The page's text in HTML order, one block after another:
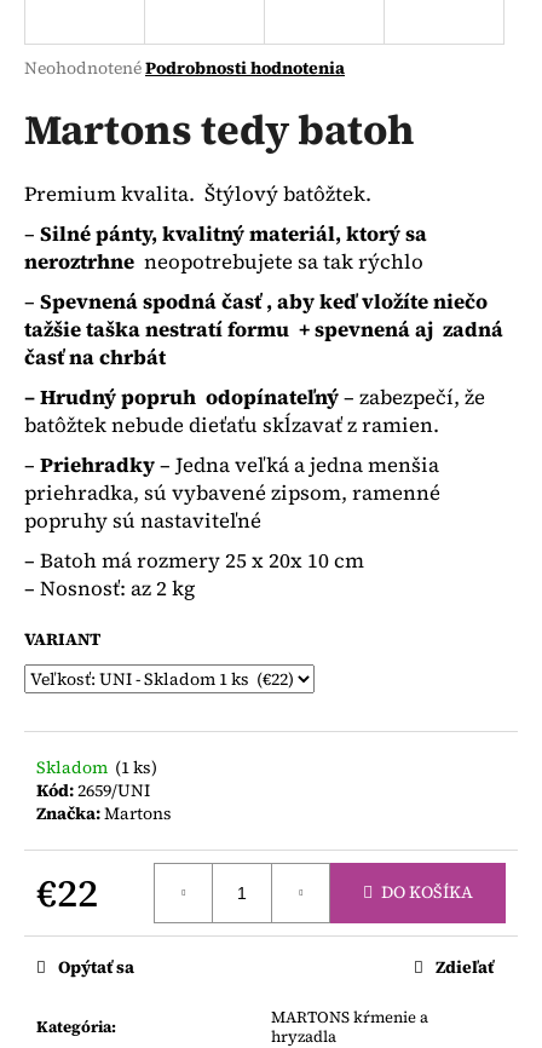
Priemerné
produktu
je
z
5
hviezdičiek.
NeohodnotenéPodrobnosti hodnotenia
Martons tedy batoh
Premium kvalita. Štýlový batôžtek.
– Silné pánty, kvalitný materiál, ktorý sa
neroztrhne neopotrebujete sa tak rýchlo
– Spevnená spodná časť , aby keď vložíte niečo
tažšie taška nestratí formu + spevnená aj zadná
časť na chrbát
– Hrudný popruh odopínateľný– zabezpečí, že
batôžtek nebude dieťaťu skĺzavať z ramien.
– Priehradky– Jedna veľká a jedna menšia
priehradka, sú vybavené zipsom, ramenné
popruhy sú nastaviteľné
– Batoh má rozmery 25 x 20x 10 cm
– Nosnosť: az 2 kg
VARIANT
Skladom (1 ks)
Kód:2659/UNI
Značka:Martons
€22
cena:
DO KOŠÍKA
Kategória:
MARTONS kŕmenie a
hryzadla
Opýtať sa Zdieľať
j
ť
?
HĽADAŤ
O
d
p
o
r
ú
a
m
e
DJECO